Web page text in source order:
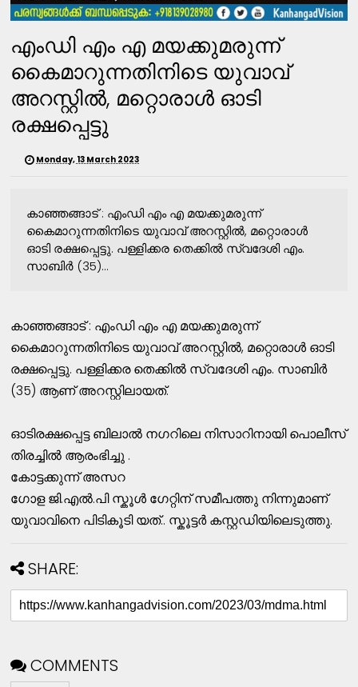
എംഡി എം എ മയക്കുമരുന്ന്
കൈമാറുന്നതിനിടെ യുവാവ്
അറസ്റ്റിൽ, മറ്റൊരാൾ ഓടി
രക്ഷപ്പെട്ടു
Monday, 13 March 2023
കാഞ്ഞങ്ങാട് : എംഡി എം എ മയക്കുമരുന്ന്
കൈമാറുന്നതിനിടെ യുവാവ് അറസ്റ്റിൽ, മറ്റൊരാൾ
ഓടി രക്ഷപ്പെട്ടു. പള്ളിക്കര തെക്കിൽ സ്വദേശി എം.
സാബിർ (35)...
കാഞ്ഞങ്ങാട് : എംഡി എം എ മയക്കുമരുന്ന്
കൈമാറുന്നതിനിടെ യുവാവ് അറസ്റ്റിൽ, മറ്റൊരാൾ ഓടി
രക്ഷപ്പെട്ടു. പള്ളിക്കര തെക്കിൽ സ്വദേശി എം. സാബിർ
(35) ആണ് അറസ്റ്റിലായത്.
ഓടിരക്ഷപ്പെട്ട ബിലാൽ നഗറിലെ നിസാറിനായി പൊലീസ്
തിരച്ചിൽ ആരംഭിച്ചു .
കോട്ടക്കുന്ന് അസറ
ഗോള ജി.എൽ.പി സ്കൂൾ ഗേറ്റിന് സമീപത്തു നിന്നുമാണ്
യുവാവിനെ പിടികൂടി യത്.. സ്കൂട്ടർ കസ്റ്റഡിയിലെടുത്തു.
SHARE:
COMMENTS